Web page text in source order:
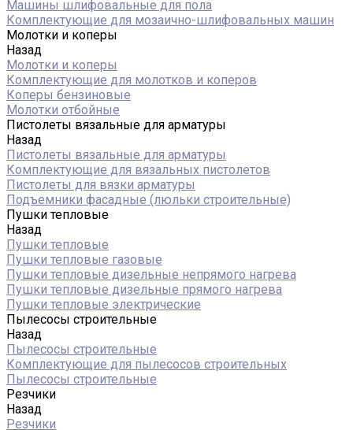
Машины шлифовальные для пола
Комплектующие для мозаично-шлифовальных машин
Молотки и коперы
Назад
Молотки и коперы
Комплектующие для молотков и коперов
Коперы бензиновые
Молотки отбойные
Пистолеты вязальные для арматуры
Назад
Пистолеты вязальные для арматуры
Комплектующие для вязальных пистолетов
Пистолеты для вязки арматуры
Подъемники фасадные (люльки строительные)
Пушки тепловые
Назад
Пушки тепловые
Пушки тепловые газовые
Пушки тепловые дизельные непрямого нагрева
Пушки тепловые дизельные прямого нагрева
Пушки тепловые электрические
Пылесосы строительные
Назад
Пылесосы строительные
Комплектующие для пылесосов строительных
Пылесосы строительные
Резчики
Назад
Резчики